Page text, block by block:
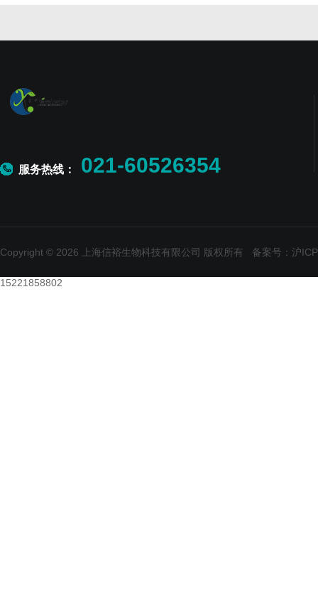
服务热线： 021-60526354
Copyright © 2026 上海信裕生物科技有限公司 版权所有 备案号：沪
15221858802